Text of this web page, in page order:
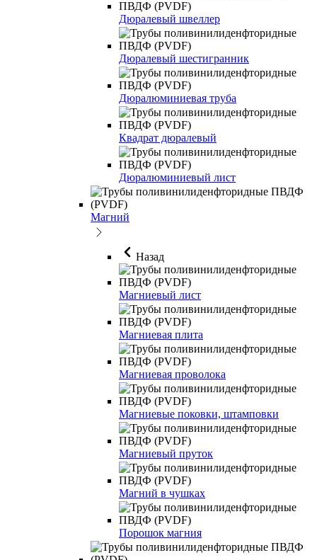
Дюралевый швеллер
Дюралевый шестигранник
Дюралюминиевая труба
Квадрат дюралевый
Дюралюминиевый лист
Магний
Назад
Магниевый лист
Магниевая плита
Магниевая проволока
Магниевые поковки, штамповки
Магниевый пруток
Магний в чушках
Порошок магния